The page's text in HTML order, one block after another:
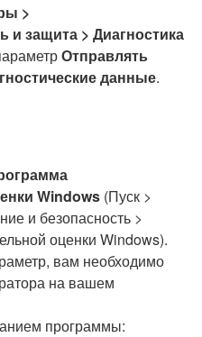
>
и защита > Диагностика
Отправлять
данные.
Windows (Пуск >
и безопасность >
оценки Windows).
вам необходимо
на вашем
программы: